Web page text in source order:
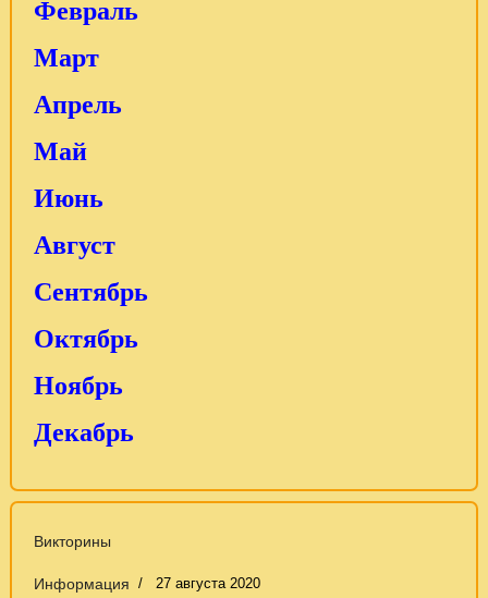
Февраль
Март
Апрель
Май
Июнь
Август
Сентябрь
Октябрь
Ноябрь
Декабрь
Викторины
Информация 27 августа 2020